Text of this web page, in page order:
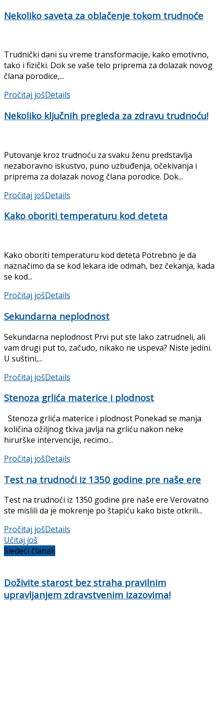
Nekoliko saveta za oblačenje tokom trudnoće
Trudnički dani su vreme transformacije, kako emotivno,
tako i fizički. Dok se vaše telo priprema za dolazak novog
člana porodice,...
Pročitaj jošDetails
Nekoliko ključnih pregleda za zdravu trudnoću!
Putovanje kroz trudnoću za svaku ženu predstavlja
nezaboravno iskustvo, puno uzbuđenja, očekivanja i
priprema za dolazak novog člana porodice. Dok...
Pročitaj jošDetails
Kako oboriti temperaturu kod deteta
Kako oboriti temperaturu kod deteta Potrebno je da
naznačimo da se kod lekara ide odmah, bez čekanja, kada
se kod...
Pročitaj jošDetails
Sekundarna neplodnost
Sekundarna neplodnost Prvi put ste lako zatrudneli, ali
vam drugi put to, začudo, nikako ne uspeva? Niste jedini.
U suštini,...
Pročitaj jošDetails
Stenoza grlića materice i plodnost
Stenoza grlića materice i plodnost Ponekad se manja
količina ožiljnog tkiva javlja na grliću nakon neke
hirurške in­tervencije, recimo...
Pročitaj jošDetails
Test na trudnoći iz 1350 godine pre naše ere
Test na trudnoći iz 1350 godine pre naše ere Verovatno
ste mislili da je mokrenje po štapiću kako biste otkrili...
Pročitaj jošDetails
Učitaj još
Sledeći članak
Doživite starost bez straha pravilnim
upravljanjem zdravstvenim izazovima!